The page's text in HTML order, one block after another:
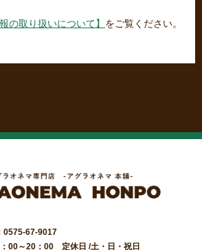
の取り扱いについて】 をご覧ください。
0575-67-9017
00～20：00 定休日 /土・日・祝日